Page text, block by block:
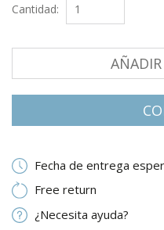
Cantidad:
Fecha de entrega
Free return
¿Necesita ayuda?